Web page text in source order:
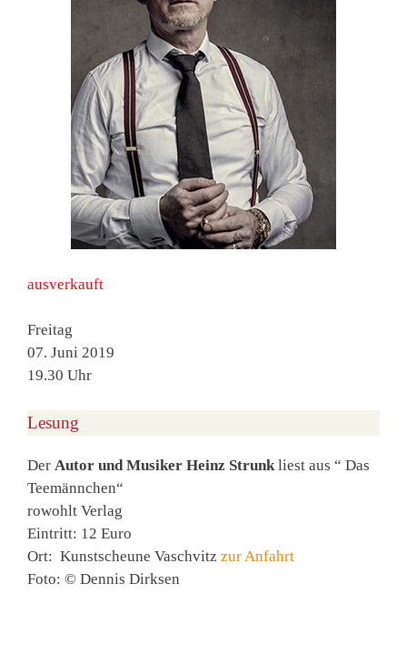
ausverkauft
Freitag
07. Juni 2019
19.30 Uhr
Lesung
Der Autor und Musiker Heinz Strunk liest aus “ Das
Teemännchen“
rowohlt Verlag
Eintritt: 12 Euro
Ort: Kunstscheune Vaschvitz zur Anfahrt
Foto: © Dennis Dirksen